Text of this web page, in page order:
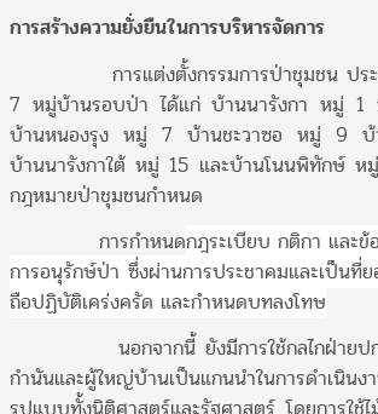
การสร้างความยั่งยืนในการบริหารจัดการ
การแต่งตั้งกรรมการป่าชุมชน ประก
7 หมู่บ้านรอบป่า ได้แก่ บ้านนารังกา หมู่ 1
บ้านหนองรุง หมู่ 7 บ้านชะวาซอ หมู่ 9
บ้านนารังกาใต้ หมู่ 15 และบ้านโนนพิทักษ์
กฎหมายป่าชุมชนกำหนด
การกำหนดกฎระเบียบ กติกา และ
การอนุรักษ์ป่า ซึ่งผ่านการประชาคมและเป็นที่
ถือปฏิบัติเคร่งครัด และกำหนดบทลงโทษ
นอกจากนี้ ยังมีการใช้กลไกฝ่ายปกค
กำนันและผู้ใหญ่บ้านเป็นแกนนำในการดำเนินง